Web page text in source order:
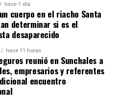
hace 1 día
cuerpo en el riacho Santa
determinar si es el
desaparecido
hace 11 horas
reunió en Sunchales a
empresarios y referentes
encuentro